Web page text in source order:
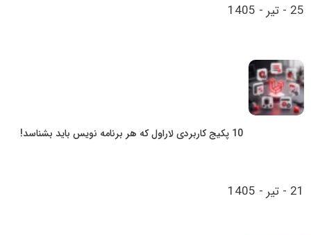
25 - تیر - 1405
10 پکیج کاربردی لاراول که هر برنامه‌ نویس باید بشناسد!
21 - تیر - 1405